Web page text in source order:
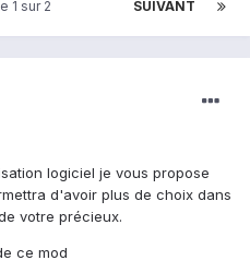
SUIVANT
1 sur 2
logiciel je vous propose
d'avoir plus de choix dans
votre précieux.
ce mod